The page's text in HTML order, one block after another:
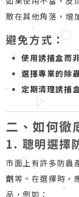
散在其他角落，增
避免方式：
使用誘捕盒而
選擇專業的除
定期清理誘捕
二、如何徹
1. 聰明選擇
市面上有許多防蟲
劑等。在選擇時，
品，例如：